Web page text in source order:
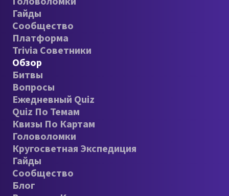
Гайды
Сообщество
Платформа
Trivia Советники
Обзор
Битвы
Вопросы
Ежедневный Quiz
Quiz По Темам
Квизы По Картам
Головоломки
Кругосветная Экспедиция
Гайды
Сообщество
Блог